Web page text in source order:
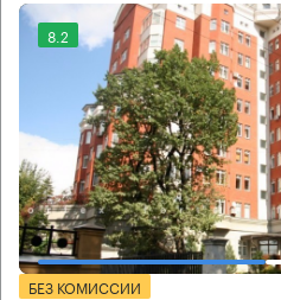
8.2
БЕЗ КОМИССИИ